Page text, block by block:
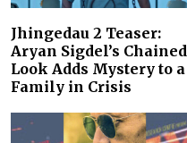
Jhingedau 2 Teaser:
Aryan Sigdel’s Chained
Look Adds Mystery to a
Family in Crisis